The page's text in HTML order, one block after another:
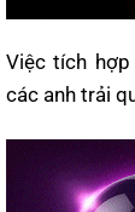
Việc tích
các anh trải